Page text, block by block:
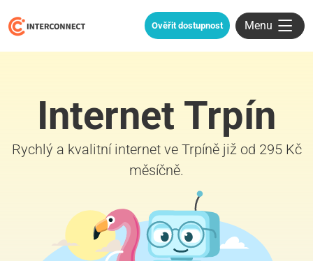
Ověřit dostupnost Menu
Internet Trpín
Rychlý a kvalitní internet ve Trpíně již od 295 Kč
měsíčně.